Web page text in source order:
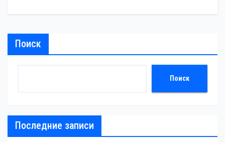
Поиск
Поиск
Последние записи